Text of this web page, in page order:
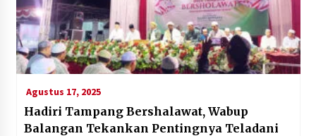
Agustus 17, 2025
Hadiri Tampang Bershalawat, Wabup
Balangan Tekankan Pentingnya Teladani